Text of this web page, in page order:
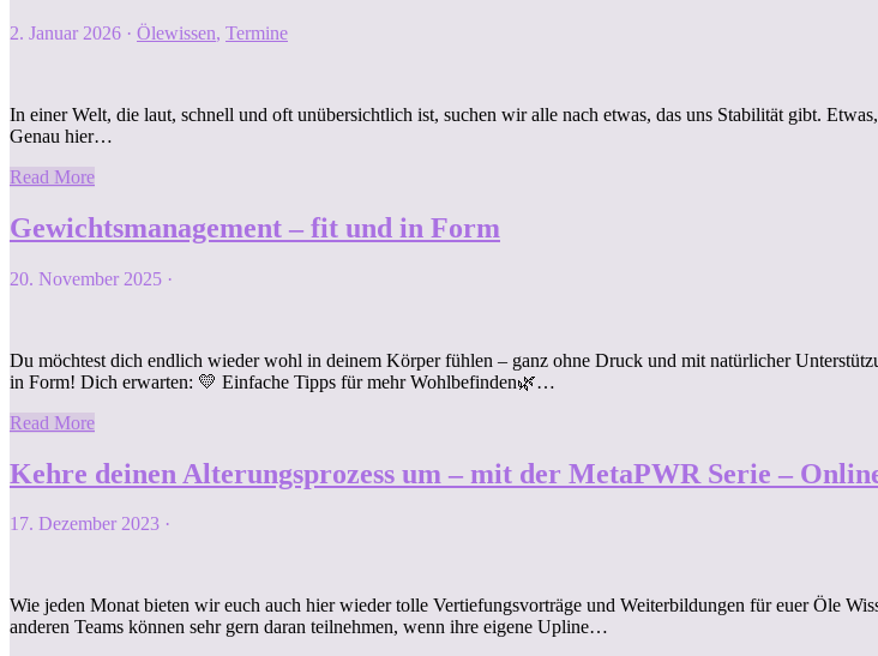
2. Januar 2026 · Ölewissen, Termine
In einer Welt, die laut, schnell und oft unübersichtlich ist, suchen wir alle nach etwas, das uns Stabilität gibt.
Genau hier…
Read More
Gewichtsmanagement – fit und in Form
20. November 2025 ·
Du möchtest dich endlich wieder wohl in deinem Körper fühlen – ganz ohne Druck und mit natürlicher
in Form! Dich erwarten: 💛 Einfache Tipps für mehr Wohlbefinden🌿…
Read More
Kehre deinen Alterungsprozess um – mit der MetaPWR Serie –
17. Dezember 2023 ·
Wie jeden Monat bieten wir euch auch hier wieder tolle Vertiefungsvorträge und Weiterbildungen für euer Öle
anderen Teams können sehr gern daran teilnehmen, wenn ihre eigene Upline…